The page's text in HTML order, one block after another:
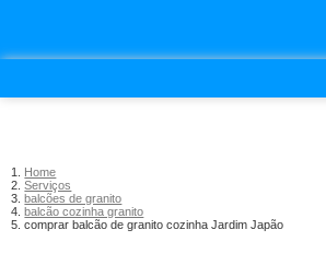
Home
Serviços
balcões de granito
balcão cozinha granito
comprar balcão de granito cozinha Jardim Japão